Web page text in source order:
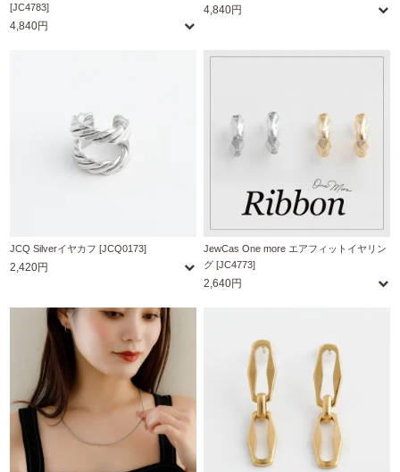
[JC4783]
4,840円
4,840円
JCQ Silverイヤカフ [JCQ0173]
2,420円
JewCas One more エアフィットイヤリン
グ [JC4773]
2,640円